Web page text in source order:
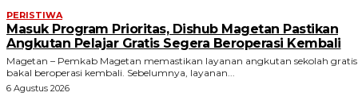
PERISTIWA
Masuk Program Prioritas, Dishub Magetan Pastikan
Angkutan Pelajar Gratis Segera Beroperasi Kembali
Magetan – Pemkab Magetan memastikan layanan angkutan sekolah gratis
bakal beroperasi kembali. Sebelumnya, layanan...
6 Agustus 2026